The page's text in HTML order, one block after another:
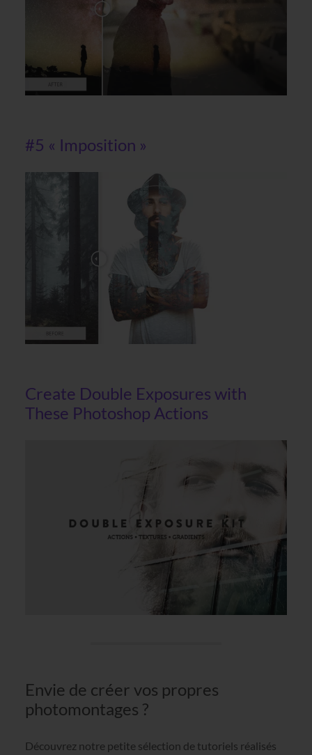
#5 « Imposition »
Create Double Exposures with
These Photoshop Actions
Envie de créer vos propres
photomontages ?
Découvrez notre petite sélection de tutoriels réalisés